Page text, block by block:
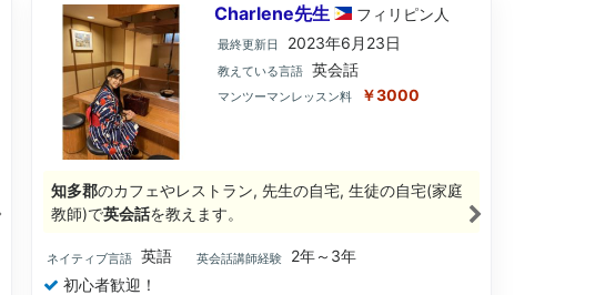
Charlene先生 フィリピン 人
最終更新日 2023年6月23日
教えている言語 英会話
マンツーマンレッスン料 ￥3000
知多郡のカフェやレストラン, 先生の自宅, 生徒の自宅(家庭
教師)で英会話を教えます。
ネイティブ言語 英語 英会話講師経験
2年～3年
初心者歓迎！